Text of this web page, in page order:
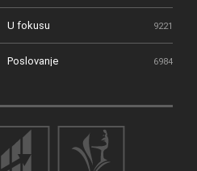
U fokusu 9221
Poslovanje 6984